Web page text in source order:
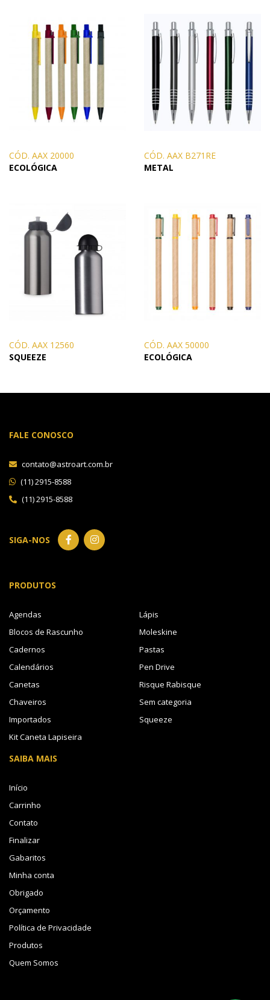
CÓD. AAX 20000
ECOLÓGICA
CÓD. AAX B271RE
METAL
CÓD. AAX 12560
SQUEEZE
CÓD. AAX 50000
ECOLÓGICA
FALE CONOSCO
contato@astroart.com.br
(11) 2915-8588
(11) 2915-8588
SIGA-NOS
PRODUTOS
Agendas
Blocos de Rascunho
Cadernos
Calendários
Canetas
Chaveiros
Importados
Kit Caneta Lapiseira
Lápis
Moleskine
Pastas
Pen Drive
Risque Rabisque
Sem categoria
Squeeze
SAIBA MAIS
Início
Carrinho
Contato
Finalizar
Gabaritos
Minha conta
Obrigado
Orçamento
Política de Privacidade
Produtos
Quem Somos